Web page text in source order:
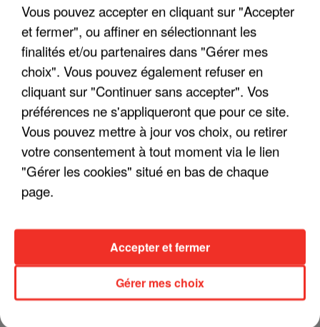
LES INTERVIEWS CHANTE
FRANCE
Voir plus
"JE SUIS À DISPOSITION DES
ENFOIRÉS"
"ON A TOUS LE TRAC"
"ON N'EST PAS DES PARENTS
PARFAITS"
Vous pouvez accepter en cliquant sur "Accepter
et fermer", ou affiner en sélectionnant les
finalités et/ou partenaires dans "Gérer mes
choix". Vous pouvez également refuser en
cliquant sur "Continuer sans accepter". Vos
préférences ne s'appliqueront que pour ce site.
Vous pouvez mettre à jour vos choix, ou retirer
votre consentement à tout moment via le lien
"Gérer les cookies" situé en bas de chaque
page.
Gérer mes choix
Accepter et fermer